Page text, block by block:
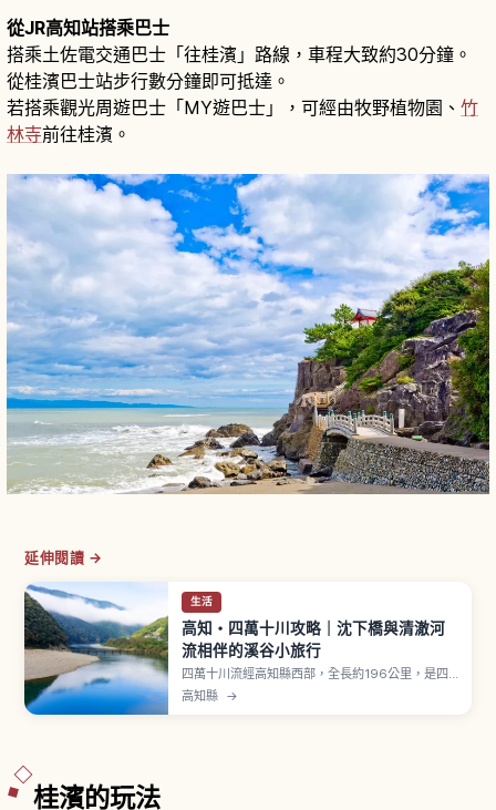
從JR高知站搭乘巴士
搭乘土佐電交通巴士「往桂濱」路線，車程大致約30分鐘。
從桂濱巴士站步行數分鐘即可抵達。
若搭乘觀光周遊巴士「MY遊巴士」，可經由牧野植物園、 竹
林寺前往桂濱。
延伸閱讀 →
生活
高知・四萬十川攻略｜沈下橋與清澈河
流相伴的溪谷小旅行
四萬十川流經高知縣西部，全長約196公里，是四
國最長河流、一級河川，常被稱為「日本最後的清
流」。本流少有大型水壩，因此河川景觀與生態系
高知縣 →
桂濱的玩法